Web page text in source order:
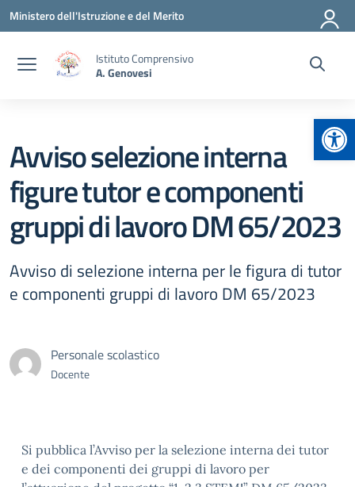
Vai ai contenuti
Vai al menu di navigazione
Vai al footer
Ministero dell'Istruzione e del Merito
Istituto Comprensivo
A. Genovesi
Avviso selezione interna
figure tutor e componenti
gruppi di lavoro DM 65/2023
Avviso di selezione interna per le figura di tutor
e componenti gruppi di lavoro DM 65/2023
Personale scolastico
Docente
Si pubblica l’Avviso per la selezione interna dei tutor
e dei componenti dei gruppi di lavoro per